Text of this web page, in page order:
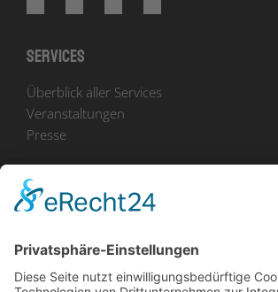
Services
Überblick aller Services
Veranstaltungen
Presse
Bekanntmachungen
Zu uns